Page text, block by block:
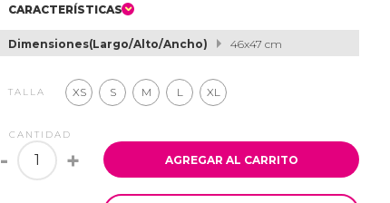
CARACTERÍSTICAS
Dimensiones(Largo/Alto/Ancho) 46x47 cm
TALLA XS S M L XL
CANTIDAD
- + AGREGAR AL CARRITO